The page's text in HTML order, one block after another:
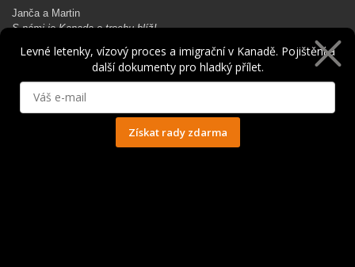
Janča a Martin
S námi je Kanada o trochu blíž!
Rádi Ti pomůžeme s kanadským dobrodružstvím…
Levné letenky, vízový proces a imigrační v Kanadě. Pojištění a
další dokumenty pro hladký přílet.
Získat rady zdarma